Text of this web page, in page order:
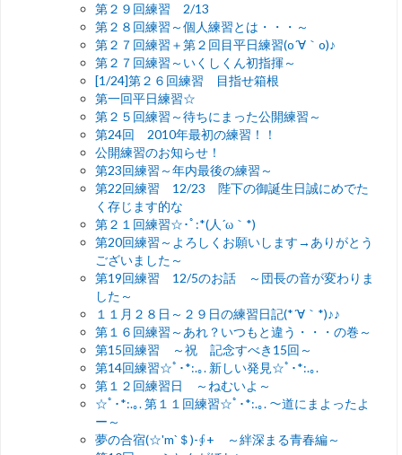
第２９回練習 2/13
第２８回練習～個人練習とは・・・～
第２７回練習＋第２回目平日練習(o´∀｀o)♪
第２７回練習～いくしくん初指揮～
[1/24]第２６回練習 目指せ箱根
第一回平日練習☆
第２５回練習～待ちにまった公開練習～
第24回 2010年最初の練習！！
公開練習のお知らせ！
第23回練習～年内最後の練習～
第22回練習 12/23 陛下の御誕生日誠にめでた
く存じます的な
第２１回練習☆･ﾟ:*(人´ω｀*)
第20回練習～よろしくお願いします→ありがとう
ございました～
第19回練習 12/5のお話 ～団長の音が変わりま
した～
１１月２８日～２９日の練習日記(*´∀｀*)♪♪
第１６回練習～あれ？いつもと違う・・・の巻～
第15回練習 ～祝 記念すべき15回～
第14回練習☆ﾟ･*:.｡. 新しい発見☆ﾟ･*:.｡.
第１２回練習日 ～ねむいよ～
☆ﾟ･*:.｡. 第１１回練習☆ﾟ･*:.｡. ～道にまよったよ
ー～
夢の合宿(☆'m`＄)-∮+ ～絆深まる青春編～